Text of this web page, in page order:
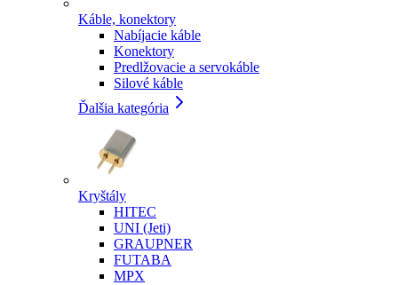
Káble, konektory
Nabíjacie káble
Konektory
Predlžovacie a servokáble
Silové káble
Ďalšia kategória
Kryštály
HITEC
UNI (Jeti)
GRAUPNER
FUTABA
MPX